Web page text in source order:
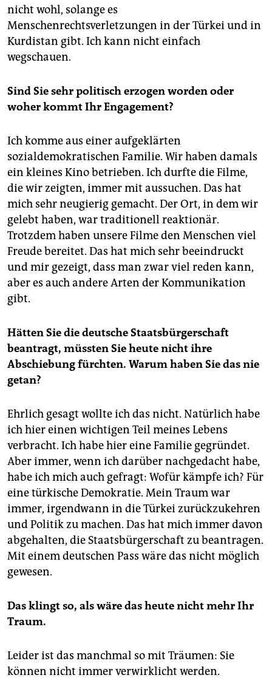
nicht wohl, solange es
Menschenrechtsverletzungen in der Türkei und in
Kurdistan gibt. Ich kann nicht einfach
wegschauen.
Sind Sie sehr politisch erzogen worden oder
woher kommt Ihr Engagement?
Ich komme aus einer aufgeklärten
sozialdemokratischen Familie. Wir haben damals
ein kleines Kino betrieben. Ich durfte die Filme,
die wir zeigten, immer mit aussuchen. Das hat
mich sehr neugierig gemacht. Der Ort, in dem wir
gelebt haben, war traditionell reaktionär.
Trotzdem haben unsere Filme den Menschen viel
Freude bereitet. Das hat mich sehr beeindruckt
und mir gezeigt, dass man zwar viel reden kann,
aber es auch andere Arten der Kommunikation
gibt.
Hätten Sie die deutsche Staatsbürgerschaft
beantragt, müssten Sie heute nicht ihre
Abschiebung fürchten. Warum haben Sie das nie
getan?
Ehrlich gesagt wollte ich das nicht. Natürlich habe
ich hier einen wichtigen Teil meines Lebens
verbracht. Ich habe hier eine Familie gegründet.
Aber immer, wenn ich darüber nachgedacht habe,
habe ich mich auch gefragt: Wofür kämpfe ich? Für
eine türkische Demokratie. Mein Traum war
immer, irgendwann in die Türkei zurückzukehren
und Politik zu machen. Das hat mich immer davon
abgehalten, die Staatsbürgerschaft zu beantragen.
Mit einem deutschen Pass wäre das nicht möglich
gewesen.
Das klingt so, als wäre das heute nicht mehr Ihr
Traum.
Leider ist das manchmal so mit Träumen: Sie
können nicht immer verwirklicht werden.